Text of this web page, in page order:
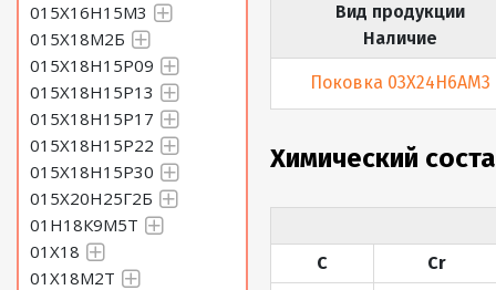
015Х16Н15М3
015Х18М2Б
015Х18Н15Р09
015Х18Н15Р13
015Х18Н15Р17
015Х18Н15Р22
015Х18Н15Р30
015Х20Н25Г2Б
01Н18К9М5Т
01Х18
01Х18М2Т
Вид продукции
Наличие
Поковка 03Х24Н6АМ3
Химический
С
Cr